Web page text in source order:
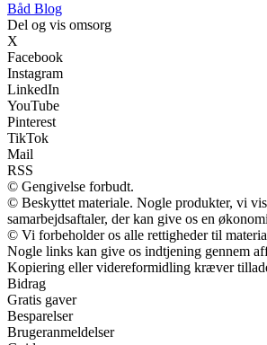
Båd Blog
Del og vis omsorg
X
Facebook
Instagram
LinkedIn
YouTube
Pinterest
TikTok
Mail
RSS
© Gengivelse forbudt.
© Beskyttet materiale. Nogle produkter, vi
samarbejdsaftaler, der kan give os en
© Vi forbeholder os alle rettigheder til
Nogle links kan give os indtjening gennem
Kopiering eller videreformidling kræver
Bidrag
Gratis gaver
Besparelser
Brugeranmeldelser